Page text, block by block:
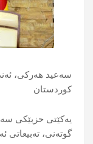
سەعید هەركی،
كوردستان
یەكێتی حزبێكی
گوتەنی، تەبیعاتی